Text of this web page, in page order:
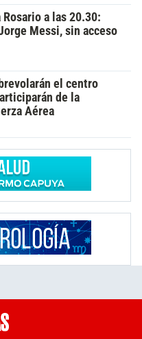
a las 20.30:
Messi, sin acceso
el centro
de la
Aérea